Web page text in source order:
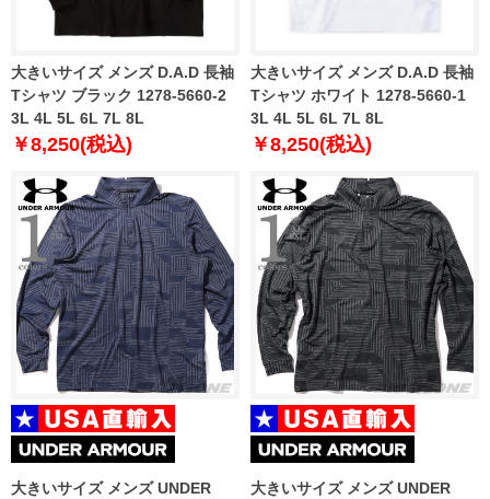
大きいサイズ メンズ D.A.D 長袖
Tシャツ ブラック 1278-5660-2
3L 4L 5L 6L 7L 8L
￥8,250(税込)
大きいサイズ メンズ D.A.D 長袖
Tシャツ ホワイト 1278-5660-1
3L 4L 5L 6L 7L 8L
￥8,250(税込)
大きいサイズ メンズ UNDER
大きいサイズ メンズ UNDER